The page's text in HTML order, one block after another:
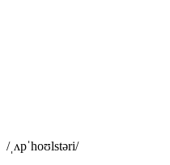
/ˌʌpˈhoʊlstəri/